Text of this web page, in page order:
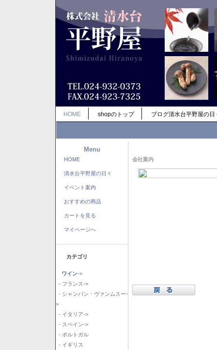
HOME shopのトップ ブログ清水台平野屋の日
Menu
HOME
清水台平野屋の日々
イベント案内
おすすめの商品
カートを見る
マイページへ
カテゴリ
ワイン->
- フランス->
- シャンパン・ヴァンムスー-
>
- イタリア->
- スペイン->
- ポルトガル
- イギリス
会社案内